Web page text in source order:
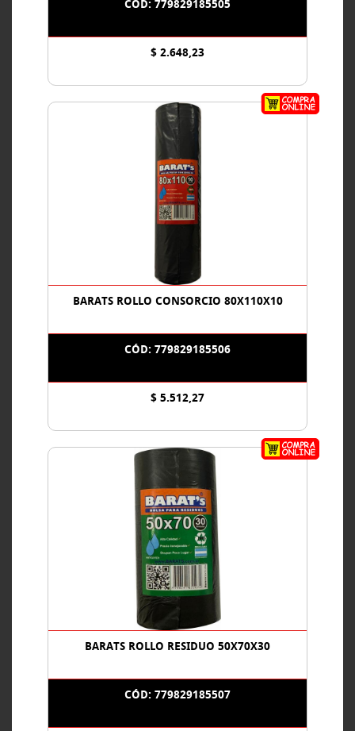
CÓD: 779829185505
$ 2.648,23
BARATS ROLLO CONSORCIO 80X110X10
CÓD: 779829185506
$ 5.512,27
BARATS ROLLO RESIDUO 50X70X30
CÓD: 779829185507